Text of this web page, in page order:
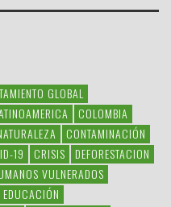
GLOBAL
COLOMBIA
CONTAMINACIÓN
19 CRISIS
DEFORESTACION
VULNERADOS
EDUCACIÓN